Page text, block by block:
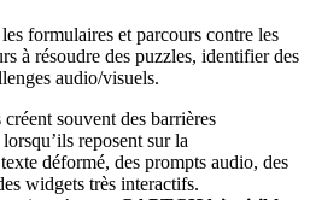
formulaires et parcours contre les
à résoudre des puzzles, identifier des
audio/visuels.
souvent des barrières
reposent sur la
déformé, des prompts audio, des
widgets très interactifs.